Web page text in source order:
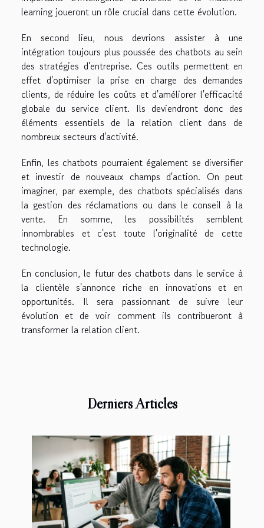
learning joueront un rôle crucial dans cette évolution.
En second lieu, nous devrions assister à une
intégration toujours plus poussée des chatbots au sein
des stratégies d'entreprise. Ces outils permettent en
effet d'optimiser la prise en charge des demandes
clients, de réduire les coûts et d'améliorer l'efficacité
globale du service client. Ils deviendront donc des
éléments essentiels de la relation client dans de
nombreux secteurs d'activité.
Enfin, les chatbots pourraient également se diversifier
et investir de nouveaux champs d'action. On peut
imaginer, par exemple, des chatbots spécialisés dans
la gestion des réclamations ou dans le conseil à la
vente. En somme, les possibilités semblent
innombrables et c'est toute l'originalité de cette
technologie.
En conclusion, le futur des chatbots dans le service à
la clientèle s'annonce riche en innovations et en
opportunités. Il sera passionnant de suivre leur
évolution et de voir comment ils contribueront à
transformer la relation client.
Derniers Articles